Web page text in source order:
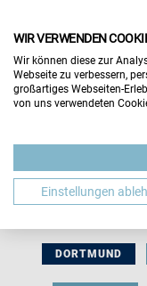
BERUFLICHE
DORTMUND
WIR VERWENDEN
Wir können diese zur
Webseite zu verbessern,
großartiges Webseiten-
von uns verwendeten
Einstellungen